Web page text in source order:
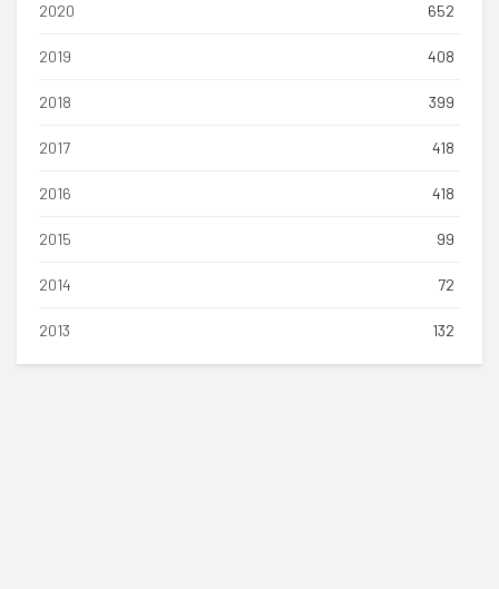
2020 652
2019 408
2018 399
2017 418
2016 418
2015 99
2014 72
2013 132